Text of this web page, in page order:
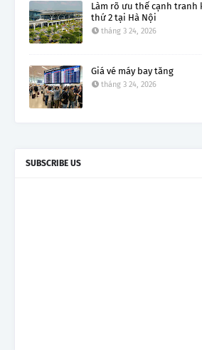
Làm rõ ưu thế cạnh tranh
thứ 2 tại Hà Nội
tháng 3 24, 2026
Giá vé máy bay tăng
tháng 3 24, 2026
SUBSCRIBE US